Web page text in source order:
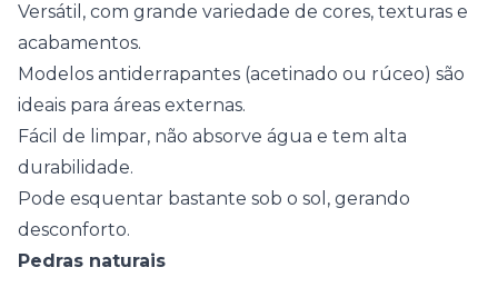
Versátil, com grande variedade de cores, texturas e
acabamentos.
Modelos antiderrapantes (acetinado ou rúceo) são
ideais para áreas externas.
Fácil de limpar, não absorve água e tem alta
durabilidade.
Pode esquentar bastante sob o sol, gerando
desconforto.
Pedras naturais